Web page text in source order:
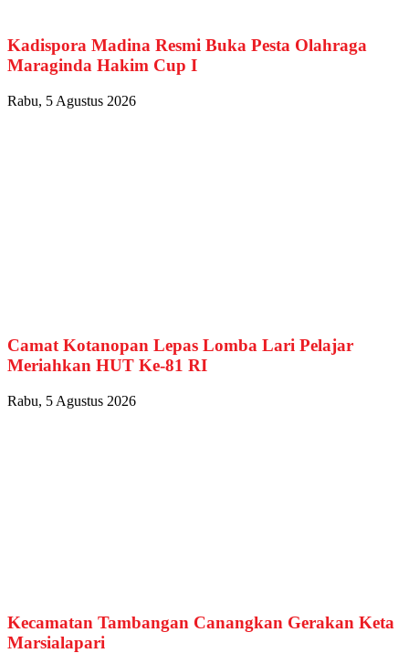
Kadispora Madina Resmi Buka Pesta Olahraga
Maraginda Hakim Cup I
Rabu, 5 Agustus 2026
Camat Kotanopan Lepas Lomba Lari Pelajar
Meriahkan HUT Ke-81 RI
Rabu, 5 Agustus 2026
Kecamatan Tambangan Canangkan Gerakan Keta
Marsialapari